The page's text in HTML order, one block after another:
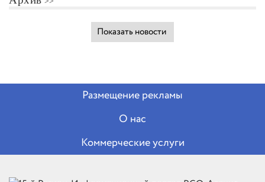
Показать новости
Размещение рекламы
О нас
Коммерческие услуги